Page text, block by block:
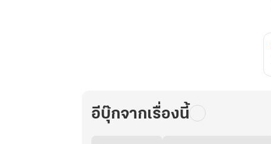
งาน!
(เล่ม1)
อีบุ๊กจากเรื่องนี้